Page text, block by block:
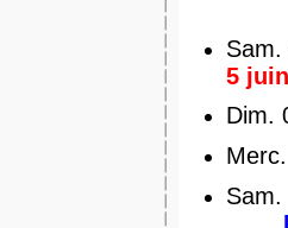
5 juin
Dim.